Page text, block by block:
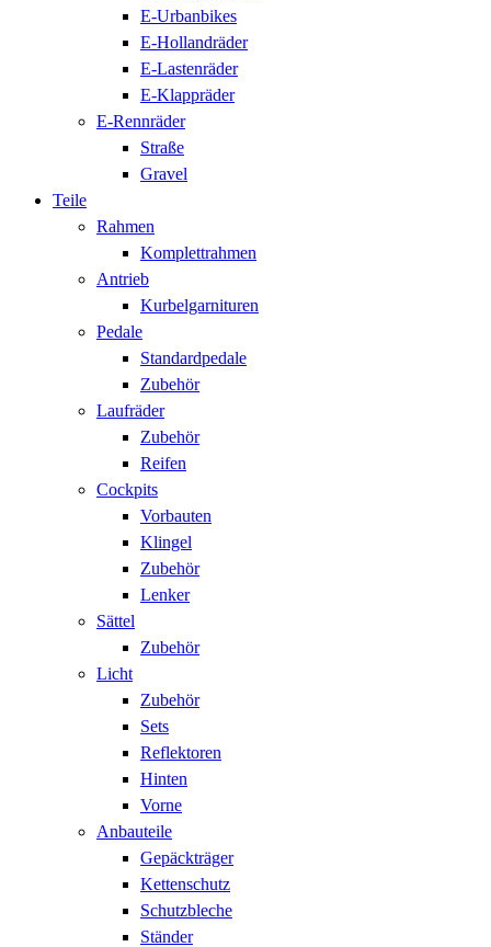
E-Urbanbikes
E-Hollandräder
E-Lastenräder
E-Klappräder
E-Rennräder
Straße
Gravel
Teile
Rahmen
Komplettrahmen
Antrieb
Kurbelgarnituren
Pedale
Standardpedale
Zubehör
Laufräder
Zubehör
Reifen
Cockpits
Vorbauten
Klingel
Zubehör
Lenker
Sättel
Zubehör
Licht
Zubehör
Sets
Reflektoren
Hinten
Vorne
Anbauteile
Gepäckträger
Kettenschutz
Schutzbleche
Ständer